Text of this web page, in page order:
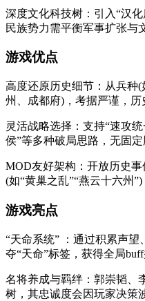
深度文化科技树：引入“汉
民族势力需平衡军事扩张与
游戏优点
高度还原历史细节：从兵种
州、成都府)，考据严谨，历
灵活战略选择：支持“速攻
侯”等多种破局思路，无固定
MOD友好架构：开放历史
(如“黄巢之乱”“燕云十六州”)
游戏亮点
“天命系统” ：通过积累声
夺“天命”标签，获得全局buff
名将养成与羁绊：郭崇韬、
树，其忠诚度会因玩家决策